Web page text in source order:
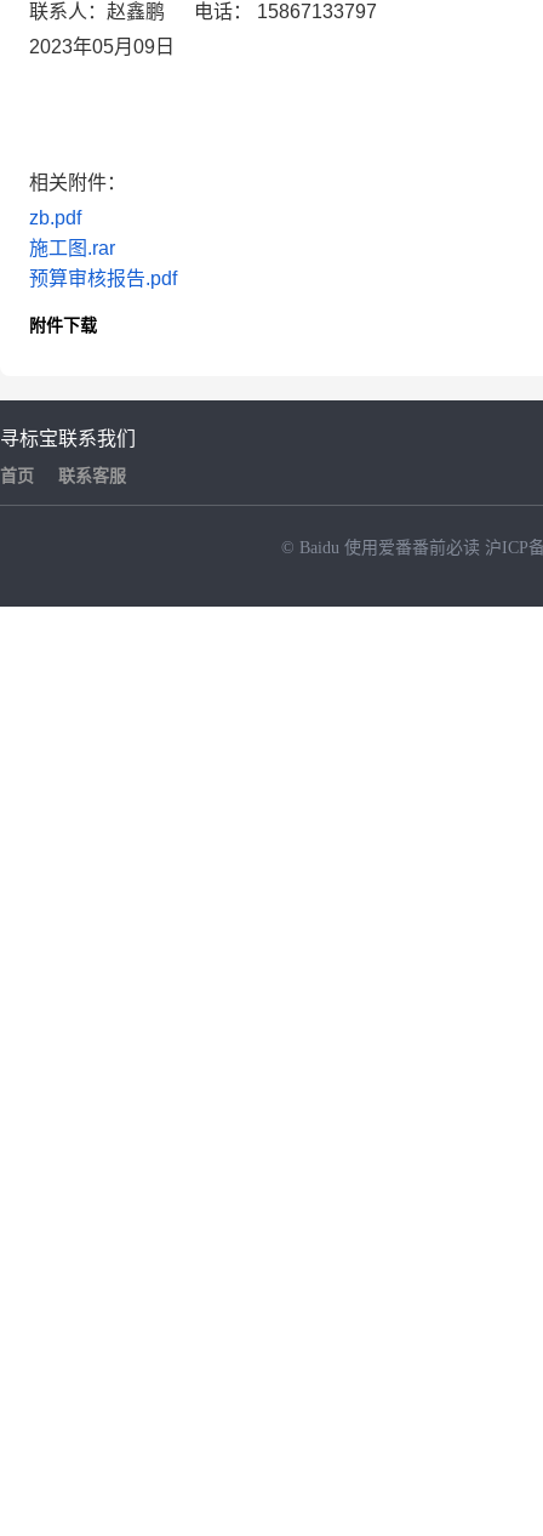
联系人： 赵鑫鹏 电话：
15867133797
2023年05月 09 日
相关附件：
zb.pdf
施工图.rar
预算审核报告.pdf
附件下载
寻标宝
首页
联系我们
联系客服
© Baidu 使用爱番番前必读 沪ICP